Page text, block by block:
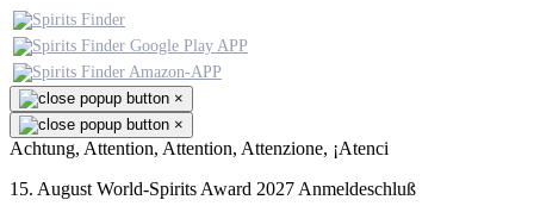
×
×
Achtung, Attention, Attention, Attenzione, ¡Atenci
15. August World-Spirits Award 2027 Anmeldeschluß